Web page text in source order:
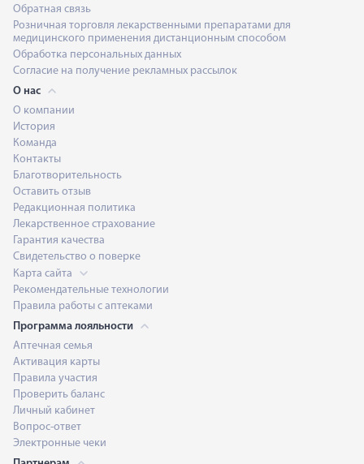
Обратная связь
Розничная торговля лекарственными препаратами для
медицинского применения дистанционным способом
Обработка персональных данных
Согласие на получение рекламных рассылок
О нас
О компании
История
Команда
Контакты
Благотворительность
Оставить отзыв
Редакционная политика
Лекарственное страхование
Гарантия качества
Свидетельство о поверке
Карта сайта
Рекомендательные технологии
Правила работы с аптеками
Программа лояльности
Аптечная семья
Активация карты
Правила участия
Проверить баланс
Личный кабинет
Вопрос-ответ
Электронные чеки